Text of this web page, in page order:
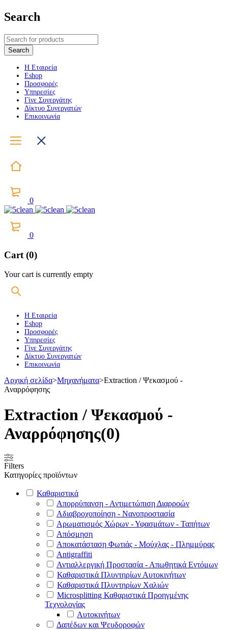
Search
Η Εταιρεία
Eshop
Προσφορές
Υπηρεσίες
Γίνε Συνεργάτης
Δίκτυο Συνεργατών
Επικοινωνία
0
0
Cart (0)
Your cart is currently empty
Η Εταιρεία
Eshop
Προσφορές
Υπηρεσίες
Γίνε Συνεργάτης
Δίκτυο Συνεργατών
Επικοινωνία
Αρχική σελίδα>Μηχανήματα>Extraction / Ψεκασμού -
Αναρρόφησης
Extraction / Ψεκασμού -
Αναρρόφησης(0)
Filters
Κατηγορίες προϊόντων
Καθαριστικά
Απορρύπανση - Αντιμετώπιση Διαρροών
Αδιαβροχοποίηση - Νανοπροστασία
Αρωματισμός Χώρων - Υφασμάτων - Ταπήτων
Απόσμηση
Αποκατάσταση Φωτιάς - Μούχλας - Πλημμύρας
Antigraffiti
Αντιαλλεργική Προστασία - Απωθητικά Εντόμων
Καθαριστικά Πλυντηρίων Αυτοκινήτων
Καθαριστικά Πλυντηρίων Χαλιών
Microsplitting Καθαριστικά Προηγμένης
Τεχνολογίας
Αυτοκινήτων
Δαπέδων και Ψευδοροφών